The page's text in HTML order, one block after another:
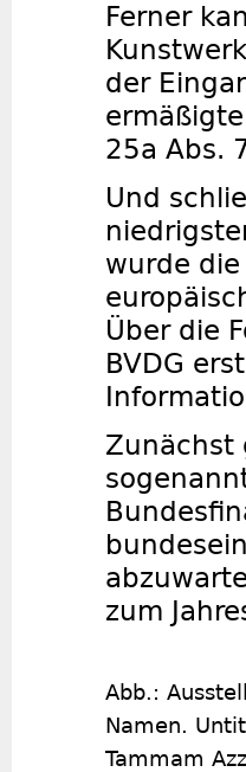
Ferner
der
25a Abs.
Und
wurde
Über die
BVDG
Zunächst
zum
Abb.:
Namen.
Tammam